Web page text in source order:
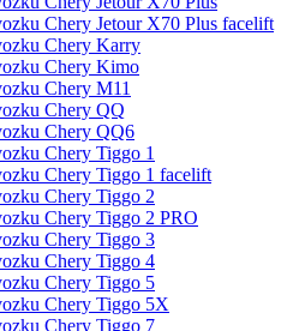
Chery Jetour X70 Plus facelift
Chery Karry
Chery Kimo
Chery M11
Chery QQ
Chery QQ6
Chery Tiggo 1
Chery Tiggo 1 facelift
Chery Tiggo 2
Chery Tiggo 2 PRO
Chery Tiggo 3
Chery Tiggo 4
Chery Tiggo 5
Chery Tiggo 5X
Chery Tiggo 7